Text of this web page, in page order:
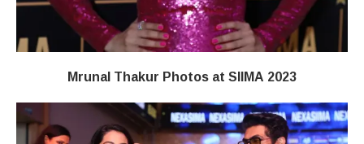
Mrunal Thakur Photos at SIIMA 2023